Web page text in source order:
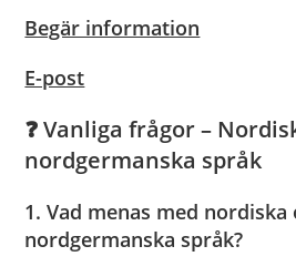
Begär information
E-post
❓ Vanliga frågor –
nordgermanska språk
1. Vad menas med nordiska
nordgermanska språk?